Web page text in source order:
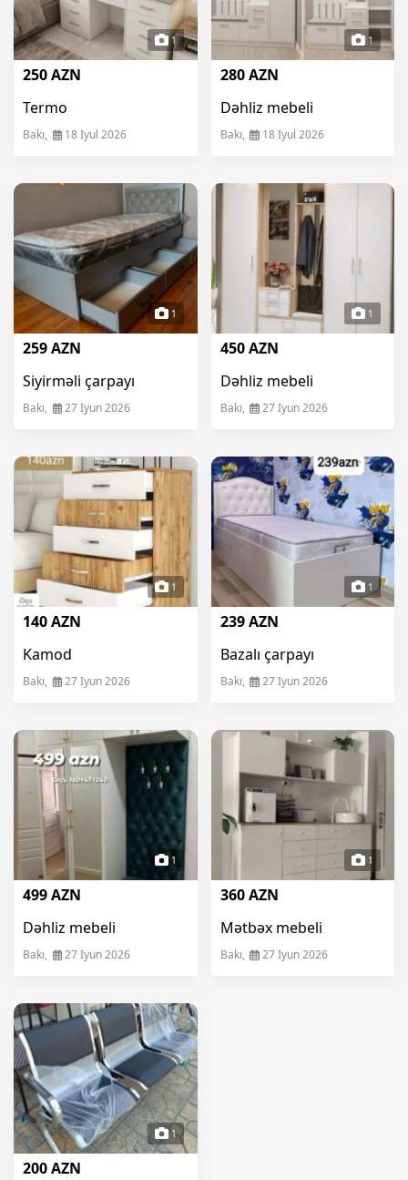
1
250 AZN
Termo
Bakı, 18 Iyul 2026
1
280 AZN
Dəhliz mebeli
Bakı, 18 Iyul 2026
1
259 AZN
Siyirməli çarpayı
Bakı, 27 Iyun 2026
1
450 AZN
Dəhliz mebeli
Bakı, 27 Iyun 2026
1
140 AZN
Kamod
Bakı, 27 Iyun 2026
1
239 AZN
Bazalı çarpayı
Bakı, 27 Iyun 2026
1
499 AZN
Dəhliz mebeli
Bakı, 27 Iyun 2026
1
360 AZN
Mətbəx mebeli
Bakı, 27 Iyun 2026
1
200 AZN